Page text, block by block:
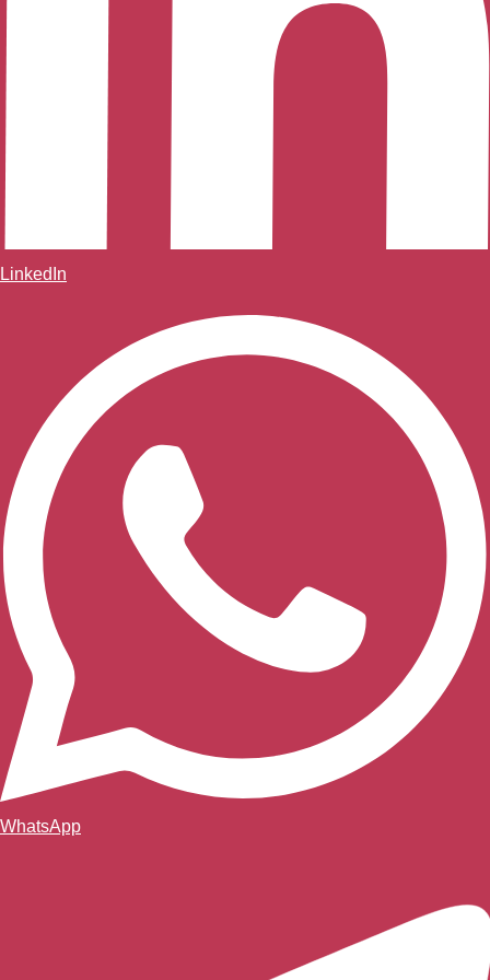
LinkedIn
WhatsApp